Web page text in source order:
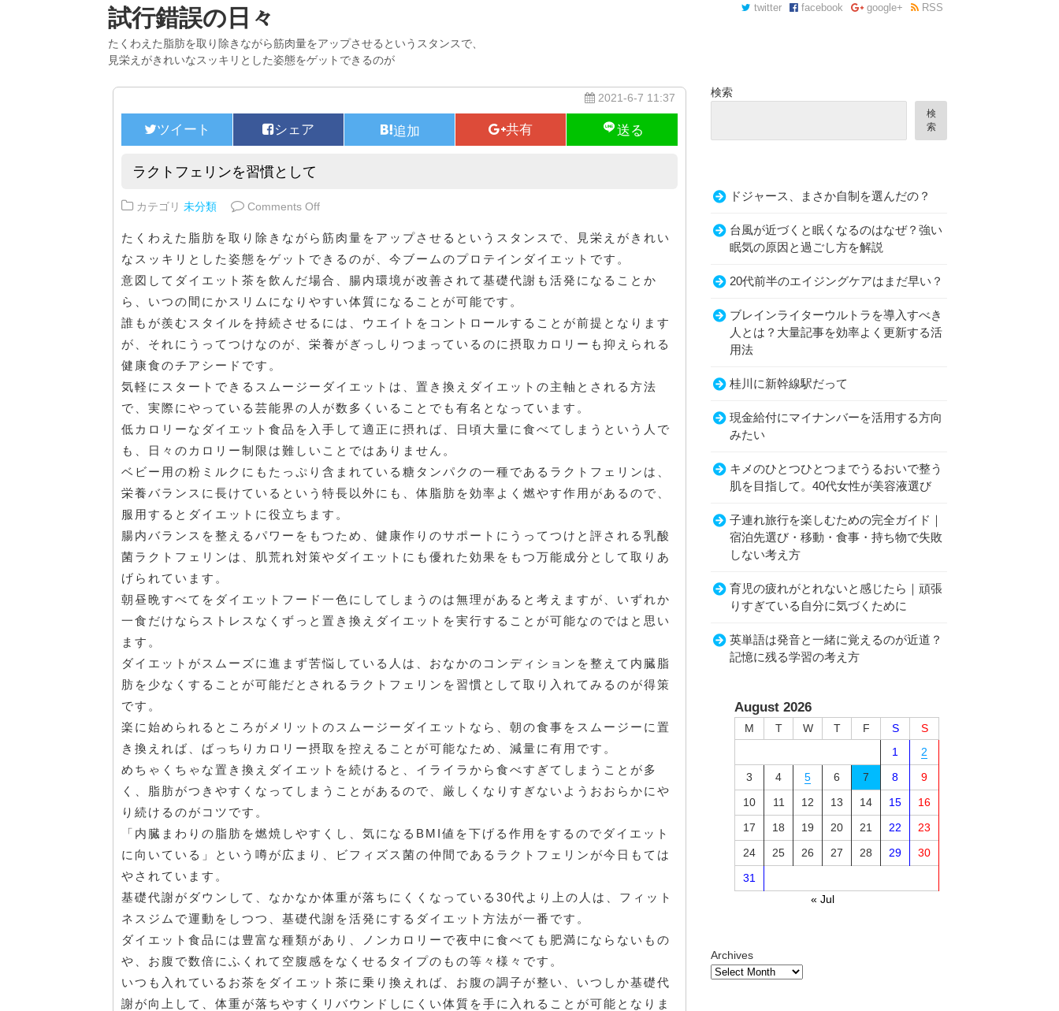
試行錯誤の日々
たくわえた脂肪を取り除きながら筋肉量をアップさせるというスタンスで、
見栄えがきれいなスッキリとした姿態をゲットできるのが
twitter facebook google+ RSS
2021-6-7 11:37
ラクトフェリンを習慣として
カテゴリ 未分類 Comments Offon ラクトフェリンを習慣として
たくわえた脂肪を取り除きながら筋肉量をアップさせるというスタンスで、見栄えがきれい
なスッキリとした姿態をゲットできるのが、今ブームのプロテインダイエットです。
意図してダイエット茶を飲んだ場合、腸内環境が改善されて基礎代謝も活発になることか
ら、いつの間にかスリムになりやすい体質になることが可能です。
誰もが羨むスタイルを持続させるには、ウエイトをコントロールすることが前提となります
が、それにうってつけなのが、栄養がぎっしりつまっているのに摂取カロリーも抑えられる
健康食のチアシードです。
気軽にスタートできるスムージーダイエットは、置き換えダイエットの主軸とされる方法
で、実際にやっている芸能界の人が数多くいることでも有名となっています。
低カロリーなダイエット食品を入手して適正に摂れば、日頃大量に食べてしまうという人で
も、日々のカロリー制限は難しいことではありません。
ベビー用の粉ミルクにもたっぷり含まれている糖タンパクの一種であるラクトフェリンは、
栄養バランスに長けているという特長以外にも、体脂肪を効率よく燃やす作用があるので、
服用するとダイエットに役立ちます。
腸内バランスを整えるパワーをもつため、健康作りのサポートにうってつけと評される乳酸
菌ラクトフェリンは、肌荒れ対策やダイエットにも優れた効果をもつ万能成分として取りあ
げられています。
朝昼晩すべてをダイエットフード一色にしてしまうのは無理があると考えますが、いずれか
一食だけならストレスなくずっと置き換えダイエットを実行することが可能なのではと思い
ます。
ダイエットがスムーズに進まず苦悩している人は、おなかのコンディションを整えて内臓脂
肪を少なくすることが可能だとされるラクトフェリンを習慣として取り入れてみるのが得策
です。
楽に始められるところがメリットのスムージーダイエットなら、朝の食事をスムージーに置
き換えれば、ばっちりカロリー摂取を控えることが可能なため、減量に有用です。
めちゃくちゃな置き換えダイエットを続けると、イライラから食べすぎてしまうことが多
く、脂肪がつきやすくなってしまうことがあるので、厳しくなりすぎないようおおらかにや
り続けるのがコツです。
「内臓まわりの脂肪を燃焼しやすくし、気になるBMI値を下げる作用をするのでダイエット
に向いている」という噂が広まり、ビフィズス菌の仲間であるラクトフェリンが今日もては
やされています。
基礎代謝がダウンして、なかなか体重が落ちにくくなっている30代より上の人は、フィット
ネスジムで運動をしつつ、基礎代謝を活発にするダイエット方法が一番です。
ダイエット食品には豊富な種類があり、ノンカロリーで夜中に食べても肥満にならないもの
や、お腹で数倍にふくれて空腹感をなくせるタイプのもの等々様々です。
いつも入れているお茶をダイエット茶に乗り換えれば、お腹の調子が整い、いつしか基礎代
謝が向上して、体重が落ちやすくリバウンドしにくい体質を手に入れることが可能となりま
検索
検
索
ドジャース、まさか自制を選んだの？
台風が近づくと眠くなるのはなぜ？強い
眠気の原因と過ごし方を解説
20代前半のエイジングケアはまだ早い？
ブレインライターウルトラを導入すべき
人とは？大量記事を効率よく更新する活
用法
桂川に新幹線駅だって
現金給付にマイナンバーを活用する方向
みたい
キメのひとつひとつまでうるおいで整う
肌を目指して。40代女性が美容液選び
子連れ旅行を楽しむための完全ガイド｜
宿泊先選び・移動・食事・持ち物で失敗
しない考え方
育児の疲れがとれないと感じたら｜頑張
りすぎている自分に気づくために
英単語は発音と一緒に覚えるのが近道？
記憶に残る学習の考え方
August 2026
M T W T F S
S
1
2
3
4 5 6 7 8
9
10
11 12 13 14 15
16
17
18 19 20 21 22
23
24
25 26 27 28 29
30
31
« Jul
Archives